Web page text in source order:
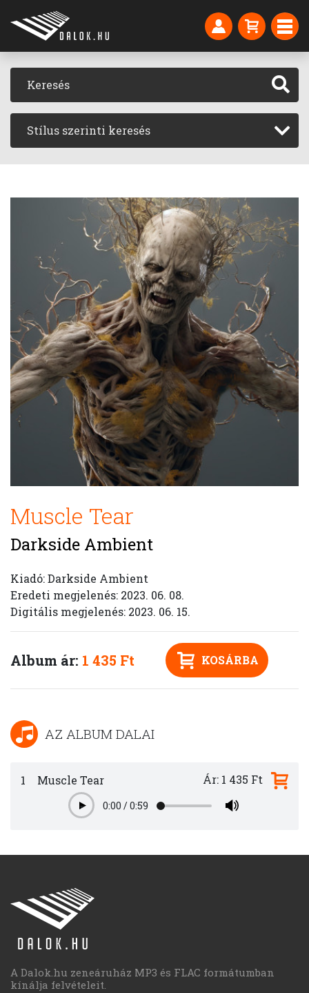
Stílus szerinti keresés
Muscle Tear
Darkside Ambient
Kiadó: Darkside Ambient
Eredeti megjelenés: 2023. 06. 08.
Digitális megjelenés: 2023. 06. 15.
Album ár: 1 435 Ft KOSÁRBA
AZ ALBUM DALAI
1 Muscle Tear
Play0:00 /0:59
Ár: 1 435 Ft
A Dalok.hu zeneáruház MP3 és FLAC formátumban
kínálja felvételeit.